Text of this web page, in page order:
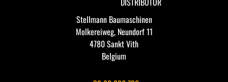
Stellmann Baumaschinen
Molkereiweg, Neundorf 11
4780 Sankt Vith
Belgium